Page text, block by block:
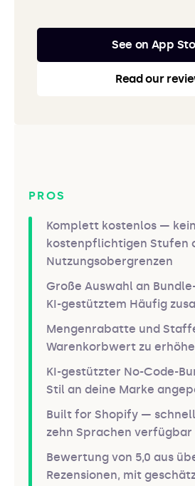
See on App
Read our
PROS
Komplett kostenlos —
kostenpflichtigen Stufen
Nutzungsobergrenzen
Große Auswahl an
KI-gestütztem Häufig
Mengenrabatte und
Warenkorbwert zu
KI-gestützter No-Code-
Stil an deine Marke
Built for Shopify —
zehn Sprachen verfügbar
Bewertung von 5,0 aus
Rezensionen, mit